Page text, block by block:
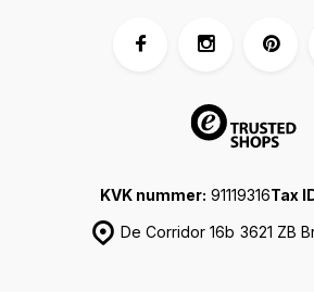
De Corridor 16b 3621 ZB
KVK nummer: 91119316Tax